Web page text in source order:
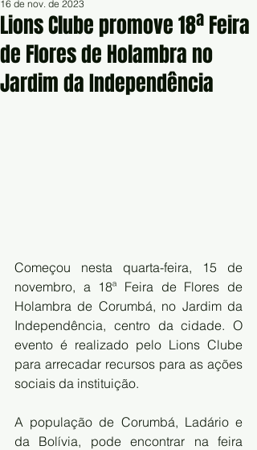
Lions Clube promove 18ª Feira
de Flores de Holambra no
Jardim da Independência
16 de nov. de 2023
Começou nesta quarta-feira, 15 de
novembro, a 18ª Feira de Flores de
Holambra de Corumbá, no Jardim da
Independência, centro da cidade. O
evento é realizado pelo Lions Clube
para arrecadar recursos para as ações
sociais da instituição.
A população de Corumbá, Ladário e
da Bolívia, pode encontrar na feira